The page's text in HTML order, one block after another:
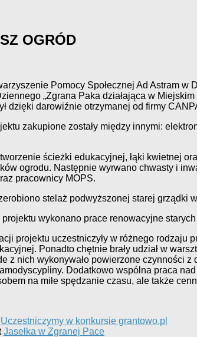
OGRÓD
Pomocy Społecznej Ad Astram w
„Zgrana Paka działająca w
dzięki darowiźnie otrzymanej od firmy
zakupione zostały między innymi:
ścieżki edukacyjnej, łąki kwietnej
ogrodu. Następnie wyrwano chwasty i
pracownicy MOPS.
stelaż podwyższonej starej
wykonano prace renowacyjne
projektu uczestniczyły w różnego
Ponadto chętnie brały udział w
z nich wykonywało powierzone czynności
Dodatkowo wspólna praca
na miłe spędzanie czasu, ale także
Uczestniczymy w konkursie grantowo.pl
Jasełka w Zgranej Pace